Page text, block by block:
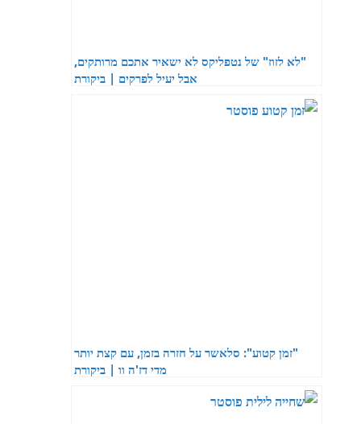
"לא לזוז" של נטפליקס לא ישאיר אתכם מרותקים,
אבל יעיל לפרקים | ביקורת
"זמן קטוע": סלאשר על חזרה בזמן, עם קצת יותר
מדי דז'ה וו | ביקורת